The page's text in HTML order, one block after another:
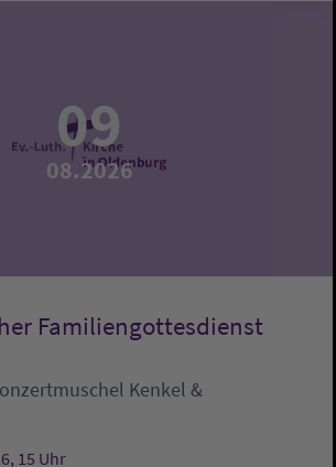
09
08.2026
Familiengottesdienst
Kenkel &
15 Uhr